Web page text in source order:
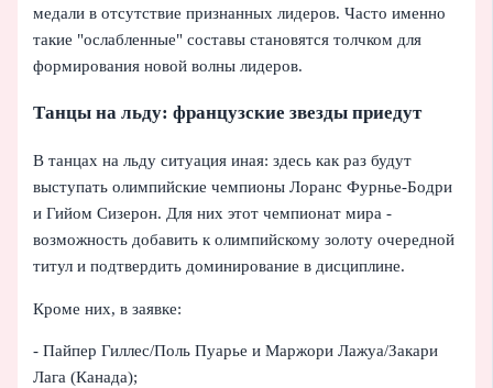
медали в отсутствие признанных лидеров. Часто именно
такие "ослабленные" составы становятся толчком для
формирования новой волны лидеров.
Танцы на льду: французские звезды приедут
В танцах на льду ситуация иная: здесь как раз будут
выступать олимпийские чемпионы Лоранс Фурнье-Бодри
и Гийом Сизерон. Для них этот чемпионат мира -
возможность добавить к олимпийскому золоту очередной
титул и подтвердить доминирование в дисциплине.
Кроме них, в заявке:
- Пайпер Гиллес/Поль Пуарье и Маржори Лажуа/Закари
Лага (Канада);